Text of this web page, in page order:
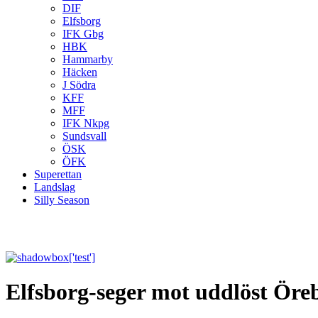
DIF
Elfsborg
IFK Gbg
HBK
Hammarby
Häcken
J Södra
KFF
MFF
IFK Nkpg
Sundsvall
ÖSK
ÖFK
Superettan
Landslag
Silly Season
Elfsborg-seger mot uddlöst